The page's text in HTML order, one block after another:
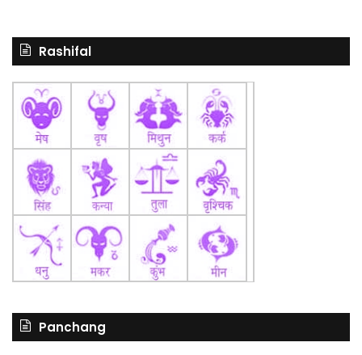
Rashifal
Panchang